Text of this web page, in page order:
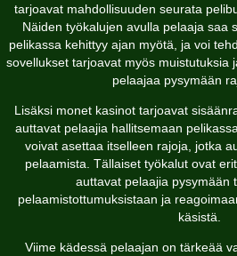
tarjoavat mahdollisuuden seurata
Näiden työkalujen avulla pelaaja saa
pelikassa kehittyy ajan myötä, ja voi
sovellukset tarjoavat myös muistutuksia
pelaajaa pysymään
Lisäksi monet kasinot tarjoavat
auttavat pelaajia hallitsemaan
voivat asettaa itselleen rajoja, jotka
pelaamista. Tällaiset työkalut ovat
auttavat pelaajia pysymään
pelaamistottumuksistaan ja
käsistä.
Viime kädessä pelaajan on tärkeää